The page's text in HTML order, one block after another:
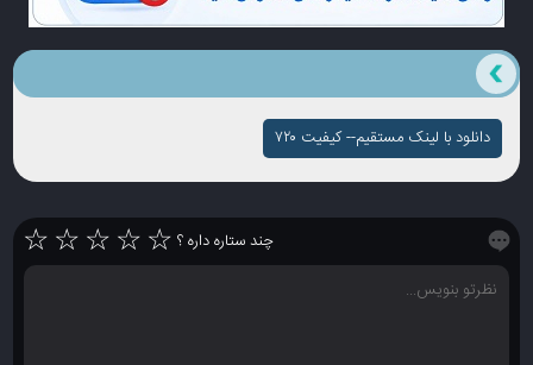
دانلود با لینک مستقیم-- کیفیت ۷۲۰
چند ستاره داره ؟ ☆
☆
☆
☆
☆